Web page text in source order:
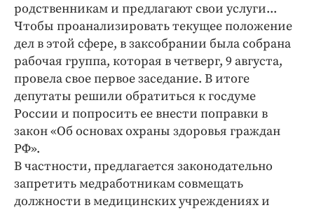
Медиаперсона
Интересное чтиво
Клиника года
Бренд года
Работодатель года
родственникам и предлагают свои услуги...
Чтобы проанализировать текущее положение
дел в этой сфере, в заксобрании была собрана
рабочая группа, которая в четверг, 9 августа,
провела свое первое заседание. В итоге
депутаты решили обратиться к госдуме
России и попросить ее внести поправки в
закон «Об основах охраны здоровья граждан
РФ».
В частности, предлагается законодательно
запретить медработникам совмещать
должности в медицинских учреждениях и